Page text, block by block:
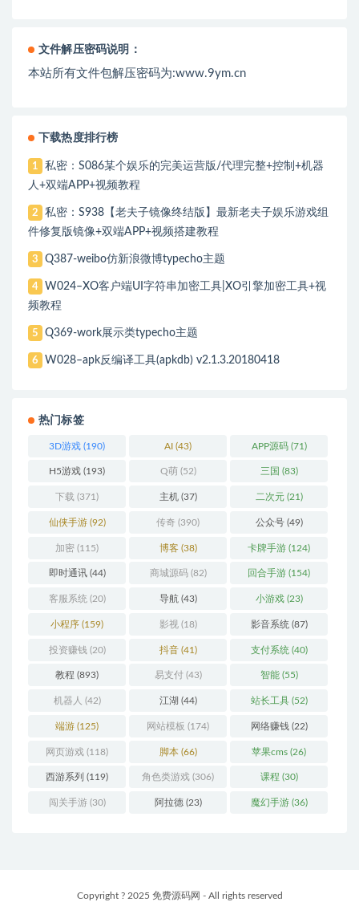
文件解压密码说明：
本站所有文件包解压密码为:www.9ym.cn
下载热度排行榜
1
私密：S086某个娱乐的完美运营版/代理完整+控制+机器
人+双端APP+视频教程
2
私密：S938【老夫子镜像终结版】最新老夫子娱乐游戏组
件修复版镜像+双端APP+视频搭建教程
3 Q387-weibo仿新浪微博typecho主题
4
W024–XO客户端UI字符串加密工具|XO引擎加密工具+视
频教程
5 Q369-work展示类typecho主题
6 W028–apk反编译工具(apkdb) v2.1.3.20180418
热门标签
3D游戏 (190) AI (43) APP源码(71)
H5游戏 (193) Q萌 (52) 三国 (83)
下载 (371) 主机(37) 二次元(21)
仙侠手游(92) 传奇 (390) 公众号(49)
加密 (115) 博客(38) 卡牌手游 (124)
即时通讯(44) 商城源码(82) 回合手游 (154)
客服系统 (20) 导航(43) 小游戏(23)
小程序 (159) 影视(18) 影音系统 (87)
投资赚钱 (20) 抖音(41) 支付系统 (40)
教程 (893) 易支付(43) 智能(55)
机器人 (42) 江湖 (44) 站长工具(52)
端游 (125) 网站模板 (174) 网络赚钱(22)
网页游戏 (118) 脚本(66) 苹果cms (26)
西游系列 (119) 角色类游戏 (306) 课程 (30)
闯关手游(30) 阿拉德(23) 魔幻手游(36)
Copyright ? 2025 免费源码网 - All rights reserved